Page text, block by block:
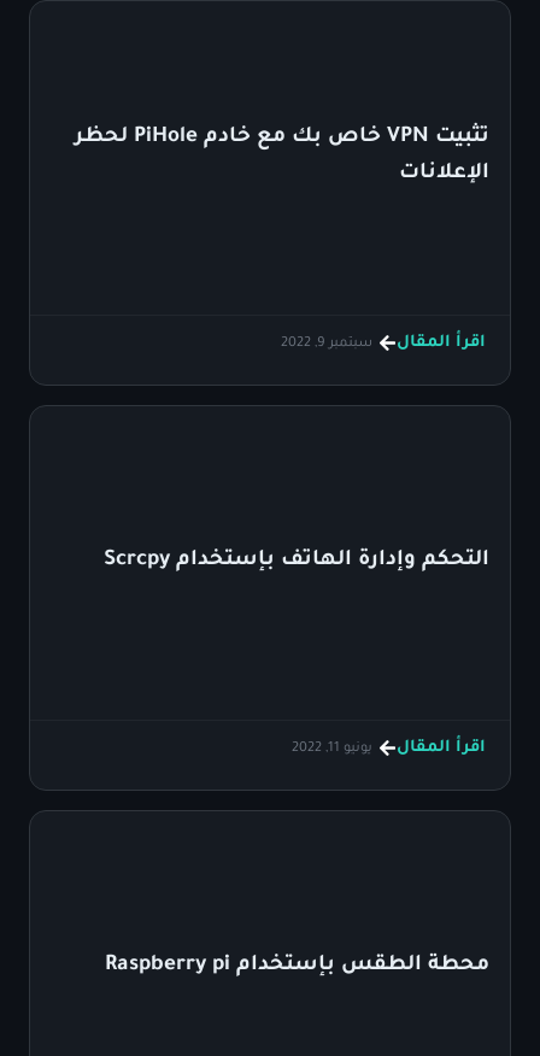
تثبيت VPN خاص بك مع خادم PiHole لحظر
الإعلانات
اقرأ المقال سبتمبر 9, 2022
التحكم وإدارة الهاتف بإستخدام Scrcpy
اقرأ المقال يونيو 11, 2022
محطة الطقس بإستخدام Raspberry pi